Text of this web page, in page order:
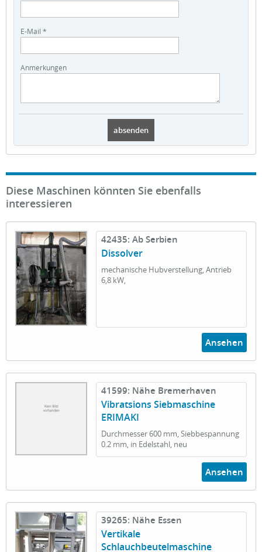
E-Mail *
Anmerkungen
Diese Maschinen könnten Sie ebenfalls
interessieren
42435: Ab Serbien
Dissolver
mechanische Hubverstellung, Antrieb
6,8 kW,
Ansehen
41599: Nähe Bremerhaven
Vibratsions Siebmaschine
ERIMAKI
Durchmesser 600 mm, Siebbespannung
0.2 mm, in Edelstahl, neu
Ansehen
39265: Nähe Essen
Vertikale
Schlauchbeutelmaschine